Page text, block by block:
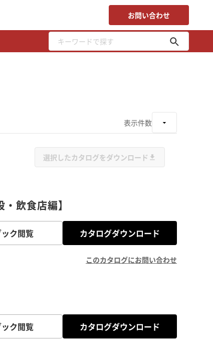
お問い合わせ
表示件数
選択したカタログをダウンロード
飲食店編】
ク閲覧 カタログダウンロード
このカタログにお問い合わせ
ク閲覧 カタログダウンロード